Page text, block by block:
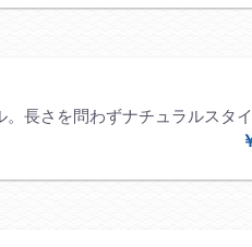
長さを問わずナチュラルスタイ